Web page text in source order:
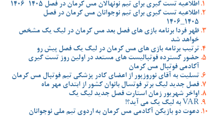
اطلاعیه تست گیری برای تیم نونهالان مس کرمان در فصل 1405-1406
اطلاعیه تست گیری برای تیم نوجوانان مس کرمان در فصل
1405_1406
ظهر فردا برنامه بازی های فصل بعد مس کرمان در لیگ یک مشخص
خواهد شد
ترتیب برنامه بازی های مس کرمان در لیگ یک فصل پیش رو
حضور گسترده فوتبالیست های مستعد در اولین روز تست گیری
آکادمی فوتبال مس کرمان
تسلیت به آقای نوروزپور از اعضای کادر پزشکی تیم فوتبال مس کرمان
فصل جدید لیگ برتر فوتسال بانوان کشور از ابتدای مهر ماه
اواخر شهریور زمان استارت فصل جدید لیگ یک
VAR به لیگ یک می آید؟!
دعوت دو بازیکن آکادمی مس کرمان به اردوی تیم ملی نوجوانان